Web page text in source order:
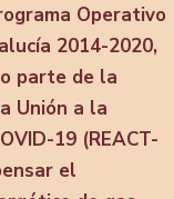
Operativo
2014-2020,
parte de la
Unión a la
19 (REACT-
el